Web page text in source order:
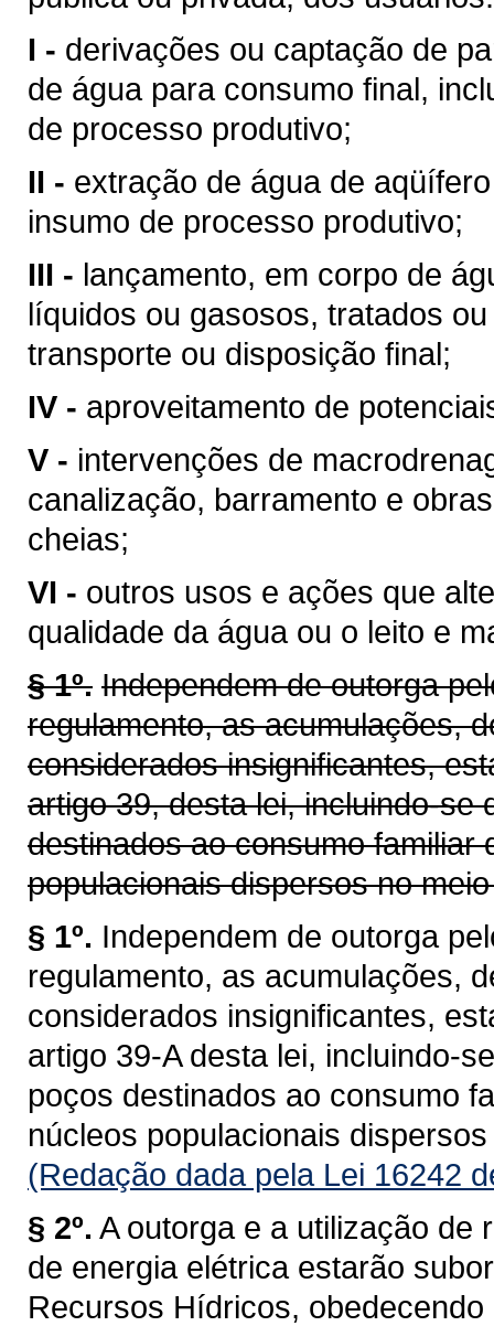
I - derivações ou captação de
de água para consumo final,
de processo produtivo;
II - extração de água de
insumo de processo produtivo;
III - lançamento, em corpo de
líquidos ou gasosos, tratados
transporte ou disposição final;
IV - aproveitamento de
V - intervenções de
canalização, barramento e
cheias;
VI - outros usos e ações que
qualidade da água ou o leito e
§ 1º. Independem de outorga
regulamento, as acumulações,
considerados insignificantes,
artigo 39, desta lei, incluindo-se
destinados ao consumo familiar
populacionais dispersos no
§ 1º. Independem de outorga
regulamento, as acumulações,
considerados insignificantes,
artigo 39-A desta lei, incluindo-
poços destinados ao consumo
núcleos populacionais
(Redação dada pela Lei 16242
§ 2º. A outorga e a utilização de
de energia elétrica estarão
Recursos Hídricos,